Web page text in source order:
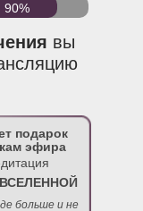
90%
подарок
эфира
больше и не
вы